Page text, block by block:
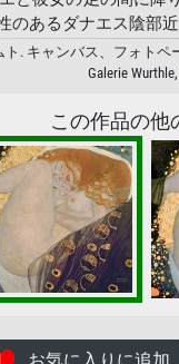
あるダナエス陰部
ト. キャンバス、フォト
Galerie
この作品の他